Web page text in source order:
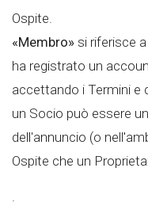
Ospite.
«Membro» si riferisce
ha registrato un
accettando i Termini e
un Socio può essere
dell'annuncio (o
Ospite che un